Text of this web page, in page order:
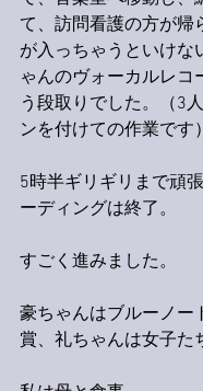
て、訪問看護の方が帰
が入っちゃうといけな
ゃんのヴォーカルレコ
う段取りでした。（3
ンを付けての作業です）
5時半ギリギリまで頑
ーディングは終了。
すごく進みました。
豪ちゃんはブルーノー
賞、礼ちゃんは女子た